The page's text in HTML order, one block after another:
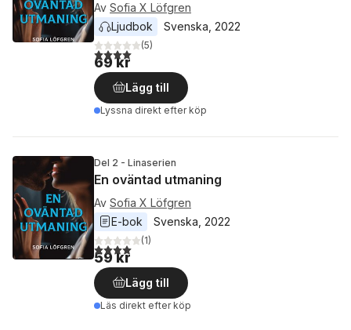
Av Sofia X Löfgren
Ljudbok
Svenska 2022
4,0utav 5 stjärnor. Totalt antal röster:
(5)
69 kr
Lägg till
Lyssna direkt efter köp
Del 2 - Linaserien
En oväntad utmaning
Av Sofia X Löfgren
E-bok
Svenska 2022
4,0utav 5 stjärnor. Totalt antal röster:
(1)
59 kr
Lägg till
Läs direkt efter köp